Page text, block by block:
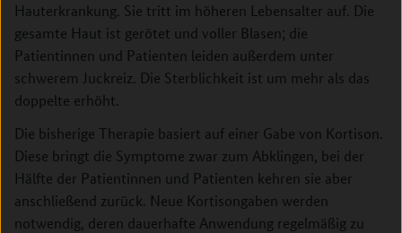
Hauterkrankung. Sie tritt im höheren Lebensalter auf. Die
gesamte Haut ist gerötet und voller Blasen; die
Patientinnen und Patienten leiden außerdem unter
schwerem Juckreiz. Die Sterblichkeit ist um mehr als das
doppelte erhöht.
Die bisherige Therapie basiert auf einer Gabe von Kortison.
Diese bringt die Symptome zwar zum Abklingen, bei der
Hälfte der Patientinnen und Patienten kehren sie aber
anschließend zurück. Neue Kortisongaben werden
notwendig, deren dauerhafte Anwendung regelmäßig zu